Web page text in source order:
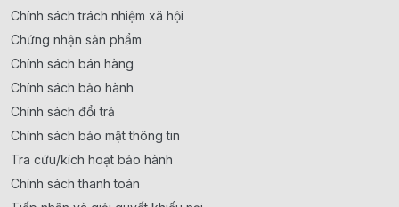
Chính sách trách nhiệm xã hội
Chứng nhận sản phẩm
Chính sách bán hàng
Chính sách bảo hành
Chính sách đổi trả
Chính sách bảo mật thông tin
Tra cứu/kích hoạt bảo hành
Chính sách thanh toán